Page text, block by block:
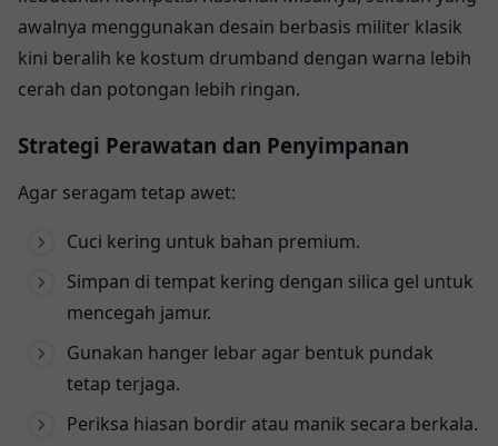
awalnya menggunakan desain berbasis militer klasik
kini beralih ke kostum drumband dengan warna lebih
cerah dan potongan lebih ringan.
Strategi Perawatan dan Penyimpanan
Agar seragam tetap awet:
Cuci kering untuk bahan premium.
Simpan di tempat kering dengan silica gel untuk
mencegah jamur.
Gunakan hanger lebar agar bentuk pundak
tetap terjaga.
Periksa hiasan bordir atau manik secara berkala.